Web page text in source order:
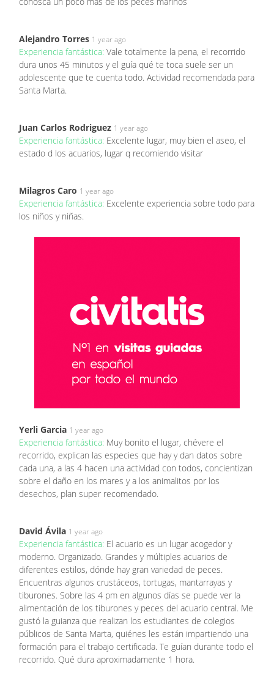
Alejandro Torres 1 year ago
Experiencia fantástica: Vale totalmente la pena, el recorrido
dura unos 45 minutos y el guía qué te toca suele ser un
adolescente que te cuenta todo. Actividad recomendada para
Santa Marta.
Juan Carlos Rodriguez 1 year ago
Experiencia fantástica: Excelente lugar, muy bien el aseo, el
estado d los acuarios, lugar q recomiendo visitar
Milagros Caro 1 year ago
Experiencia fantástica: Excelente experiencia sobre todo para
los niños y niñas.
Yerli Garcia 1 year ago
Experiencia fantástica: Muy bonito el lugar, chévere el
recorrido, explican las especies que hay y dan datos sobre
cada una, a las 4 hacen una actividad con todos, concientizan
sobre el daño en los mares y a los animalitos por los
desechos, plan super recomendado.
David Ávila 1 year ago
Experiencia fantástica: El acuario es un lugar acogedor y
moderno. Organizado. Grandes y múltiples acuarios de
diferentes estilos, dónde hay gran variedad de peces.
Encuentras algunos crustáceos, tortugas, mantarrayas y
tiburones. Sobre las 4 pm en algunos días se puede ver la
alimentación de los tiburones y peces del acuario central. Me
gustó la guianza que realizan los estudiantes de colegios
públicos de Santa Marta, quiénes les están impartiendo una
formación para el trabajo certificada. Te guían durante todo el
recorrido. Qué dura aproximadamente 1 hora.